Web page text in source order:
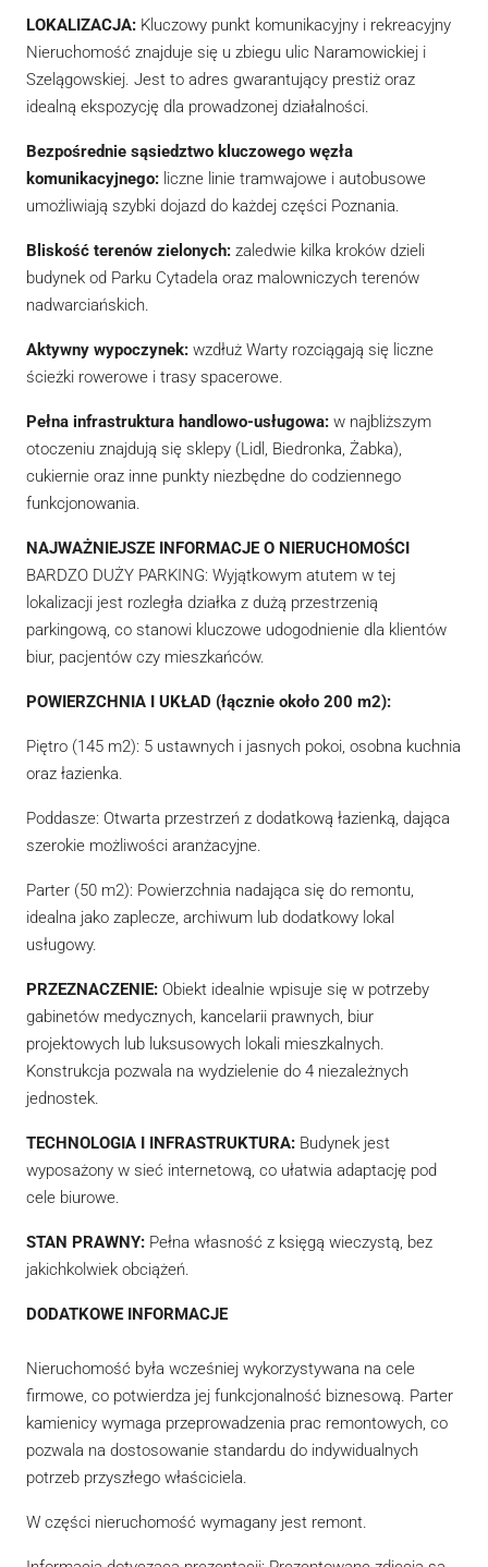
LOKALIZACJA: Kluczowy punkt komunikacyjny i rekreacyjny
Nieruchomość znajduje się u zbiegu ulic Naramowickiej i
Szelągowskiej. Jest to adres gwarantujący prestiż oraz
idealną ekspozycję dla prowadzonej działalności.
Bezpośrednie sąsiedztwo kluczowego węzła
komunikacyjnego: liczne linie tramwajowe i autobusowe
umożliwiają szybki dojazd do każdej części Poznania.
Bliskość terenów zielonych: zaledwie kilka kroków dzieli
budynek od Parku Cytadela oraz malowniczych terenów
nadwarciańskich.
Aktywny wypoczynek: wzdłuż Warty rozciągają się liczne
ścieżki rowerowe i trasy spacerowe.
Pełna infrastruktura handlowo-usługowa: w najbliższym
otoczeniu znajdują się sklepy (Lidl, Biedronka, Żabka),
cukiernie oraz inne punkty niezbędne do codziennego
funkcjonowania.
NAJWAŻNIEJSZE INFORMACJE O NIERUCHOMOŚCI
BARDZO DUŻY PARKING: Wyjątkowym atutem w tej
lokalizacji jest rozległa działka z dużą przestrzenią
parkingową, co stanowi kluczowe udogodnienie dla klientów
biur, pacjentów czy mieszkańców.
POWIERZCHNIA I UKŁAD (łącznie około 200 m2):
Piętro (145 m2): 5 ustawnych i jasnych pokoi, osobna kuchnia
oraz łazienka.
Poddasze: Otwarta przestrzeń z dodatkową łazienką, dająca
szerokie możliwości aranżacyjne.
Parter (50 m2): Powierzchnia nadająca się do remontu,
idealna jako zaplecze, archiwum lub dodatkowy lokal
usługowy.
PRZEZNACZENIE: Obiekt idealnie wpisuje się w potrzeby
gabinetów medycznych, kancelarii prawnych, biur
projektowych lub luksusowych lokali mieszkalnych.
Konstrukcja pozwala na wydzielenie do 4 niezależnych
jednostek.
TECHNOLOGIA I INFRASTRUKTURA: Budynek jest
wyposażony w sieć internetową, co ułatwia adaptację pod
cele biurowe.
STAN PRAWNY: Pełna własność z księgą wieczystą, bez
jakichkolwiek obciążeń.
DODATKOWE INFORMACJE
Nieruchomość była wcześniej wykorzystywana na cele
firmowe, co potwierdza jej funkcjonalność biznesową. Parter
kamienicy wymaga przeprowadzenia prac remontowych, co
pozwala na dostosowanie standardu do indywidualnych
potrzeb przyszłego właściciela.
W części nieruchomość wymagany jest remont.